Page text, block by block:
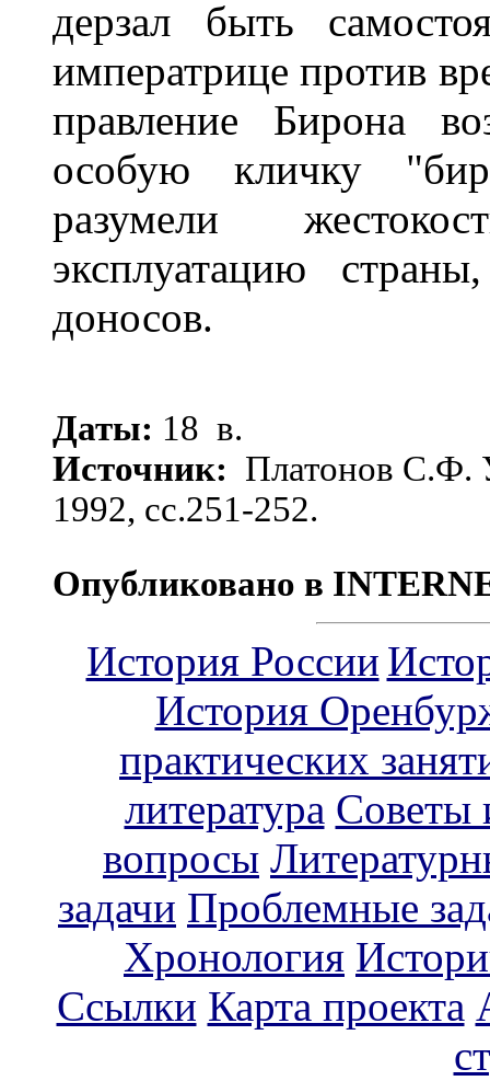
дерзал быть
императрице против
правление Бирона
особую кличку
разумели
эксплуатацию
доносов.
Даты: 18 в.
Источник: Платонов С.Ф.
1992, сс.251-252.
Опубликовано в
История России
История
практических
литература Советы
вопросы
задачи Проблемные
Хронология
Ссылки Карта проекта